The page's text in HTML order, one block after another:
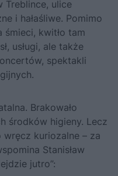
Treblince, ulice
i hałaśliwe. Pomimo
kwitło tam
usługi, ale także
spektakli
Brakowało
środków higieny. Lecz
kuriozalne – za
Stanisław
jutro”: